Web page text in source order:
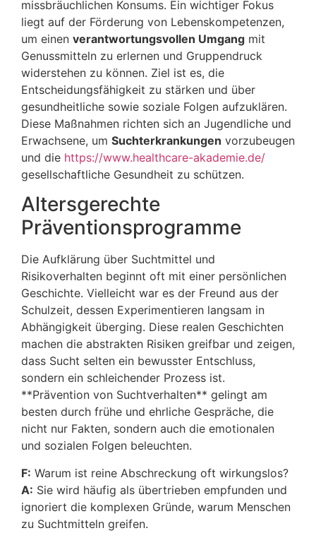
missbräuchlichen Konsums. Ein wichtiger Fokus
liegt auf der Förderung von Lebenskompetenzen,
um einen verantwortungsvollen Umgang mit
Genussmitteln zu erlernen und Gruppendruck
widerstehen zu können. Ziel ist es, die
Entscheidungsfähigkeit zu stärken und über
gesundheitliche sowie soziale Folgen aufzuklären.
Diese Maßnahmen richten sich an Jugendliche und
Erwachsene, um Suchterkrankungen vorzubeugen
und die https://www.healthcare-akademie.de/
gesellschaftliche Gesundheit zu schützen.
Altersgerechte
Präventionsprogramme
Die Aufklärung über Suchtmittel und
Risikoverhalten beginnt oft mit einer persönlichen
Geschichte. Vielleicht war es der Freund aus der
Schulzeit, dessen Experimentieren langsam in
Abhängigkeit überging. Diese realen Geschichten
machen die abstrakten Risiken greifbar und zeigen,
dass Sucht selten ein bewusster Entschluss,
sondern ein schleichender Prozess ist.
**Prävention von Suchtverhalten** gelingt am
besten durch frühe und ehrliche Gespräche, die
nicht nur Fakten, sondern auch die emotionalen
und sozialen Folgen beleuchten.
F: Warum ist reine Abschreckung oft wirkungslos?
A: Sie wird häufig als übertrieben empfunden und
ignoriert die komplexen Gründe, warum Menschen
zu Suchtmitteln greifen.